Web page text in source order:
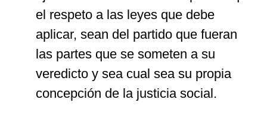
el respeto a las leyes que debe
aplicar, sean del partido que fueran
las partes que se someten a su
veredicto y sea cual sea su propia
concepción de la justicia social.